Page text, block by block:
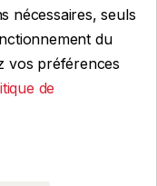
nécessaires, seuls
du
vos préférences
de
RÉSERVÉS